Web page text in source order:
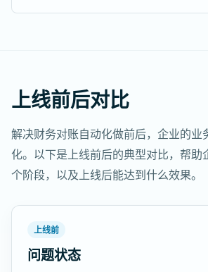
上线前后对比
解决财务对账自动化做前后，企业的业
化。以下是上线前后的典型对比，帮助
个阶段，以及上线后能达到什么效果。
上线前
问题状态